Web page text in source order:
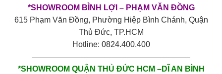
*SHOWROOM BÌNH LỢI – PHẠM VĂN ĐỒNG
615 Phạm Văn Đồng, Phường Hiệp Bình Chánh, Quận
Thủ Đức, TP.HCM
Hotline: 0824.400.400
————————————————————
*SHOWROOM QUẬN THỦ ĐỨC HCM –DĨ AN BÌNH